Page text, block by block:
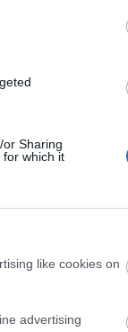
Sharing
which it
like cookies on
advertising
a